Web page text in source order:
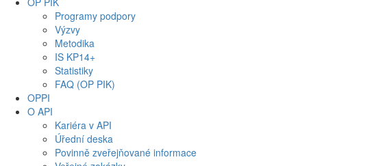
Programy podpory
Výzvy
Metodika
IS KP14+
Statistiky
FAQ (OP PIK)
OPPI
O API
Kariéra v API
Úřední deska
Povinně zveřejňované informace